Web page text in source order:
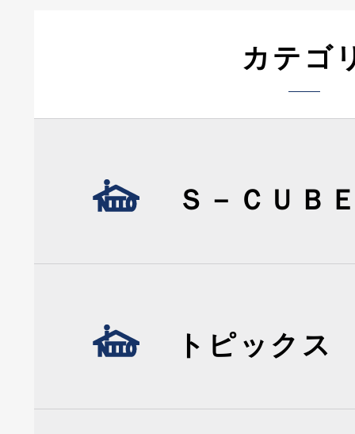
カテゴ
Ｓ－ＣＵＢ
トピックス